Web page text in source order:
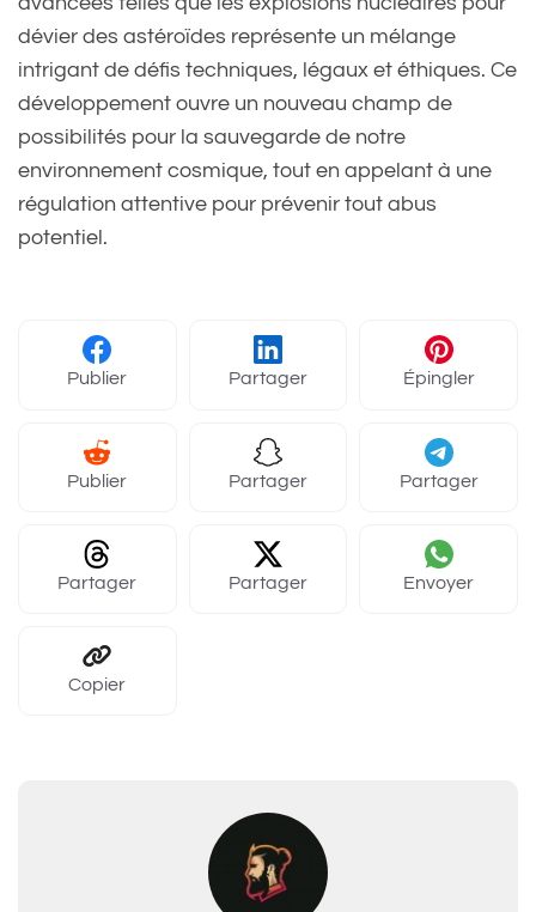
dévier des astéroïdes représente un mélange
intrigant de défis techniques, légaux et éthiques. Ce
développement ouvre un nouveau champ de
possibilités pour la sauvegarde de notre
environnement cosmique, tout en appelant à une
régulation attentive pour prévenir tout abus
potentiel.
Publier Partager Épingler
Publier Partager Partager
Partager Partager Envoyer
Copier